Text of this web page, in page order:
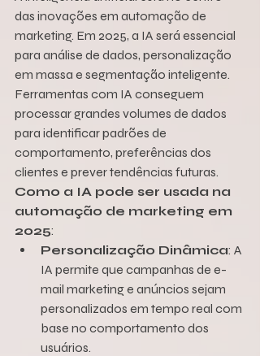
das inovações em automação de
marketing. Em 2025, a IA será essencial
para análise de dados, personalização
em massa e segmentação inteligente.
Ferramentas com IA conseguem
processar grandes volumes de dados
para identificar padrões de
comportamento, preferências dos
clientes e prever tendências futuras.
Como a IA pode ser usada na
automação de marketing em
2025:
Personalização Dinâmica: A
IA permite que campanhas de e-
mail marketing e anúncios sejam
personalizados em tempo real com
base no comportamento dos
usuários.